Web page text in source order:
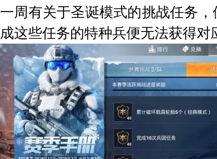
一周有关于圣诞模式的挑战任务
成这些任务的特种兵便无法获得对